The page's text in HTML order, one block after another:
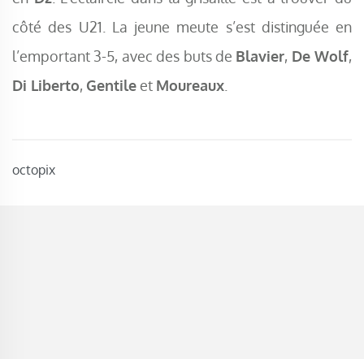
octopix
côté des U21. La jeune meute s’est distinguée en
l’emportant 3-5, avec des buts de Blavier, De Wolf,
Di Liberto, Gentile et Moureaux